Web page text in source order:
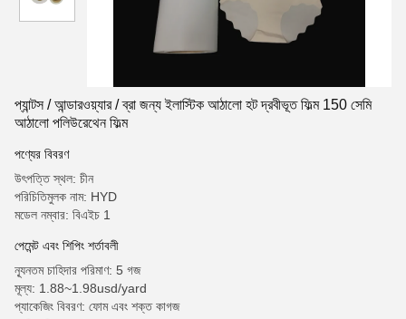
প্যান্টস / আন্ডারওয়্যার / ব্রা জন্য ইলাস্টিক আঠালো হট দ্রবীভূত ফিল্ম 150 সেমি
আঠালো পলিউরেথেন ফিল্ম
পণ্যের বিবরণ
উৎপত্তি স্থল: চীন
পরিচিতিমুলক নাম: HYD
মডেল নম্বার: বিএইচ 1
পেমেন্ট এবং শিপিং শর্তাবলী
ন্যূনতম চাহিদার পরিমাণ: 5 গজ
মূল্য: 1.88~1.98usd/yard
প্যাকেজিং বিবরণ: ফোম এবং শক্ত কাগজ